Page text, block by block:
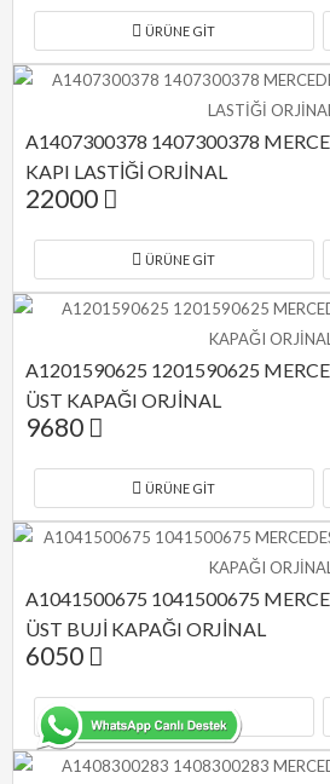
ÜRÜNE GIT
A1407300378 1407300378
KAPI LASTİĞİ ORJİNAL
22000
ÜRÜNE GIT
A1201590625 1201590625
ÜST KAPAĞI ORJİNAL
9680
ÜRÜNE GIT
A1041500675 1041500675
ÜST BUJİ KAPAĞI ORJİNAL
6050
ÜRÜNE GIT